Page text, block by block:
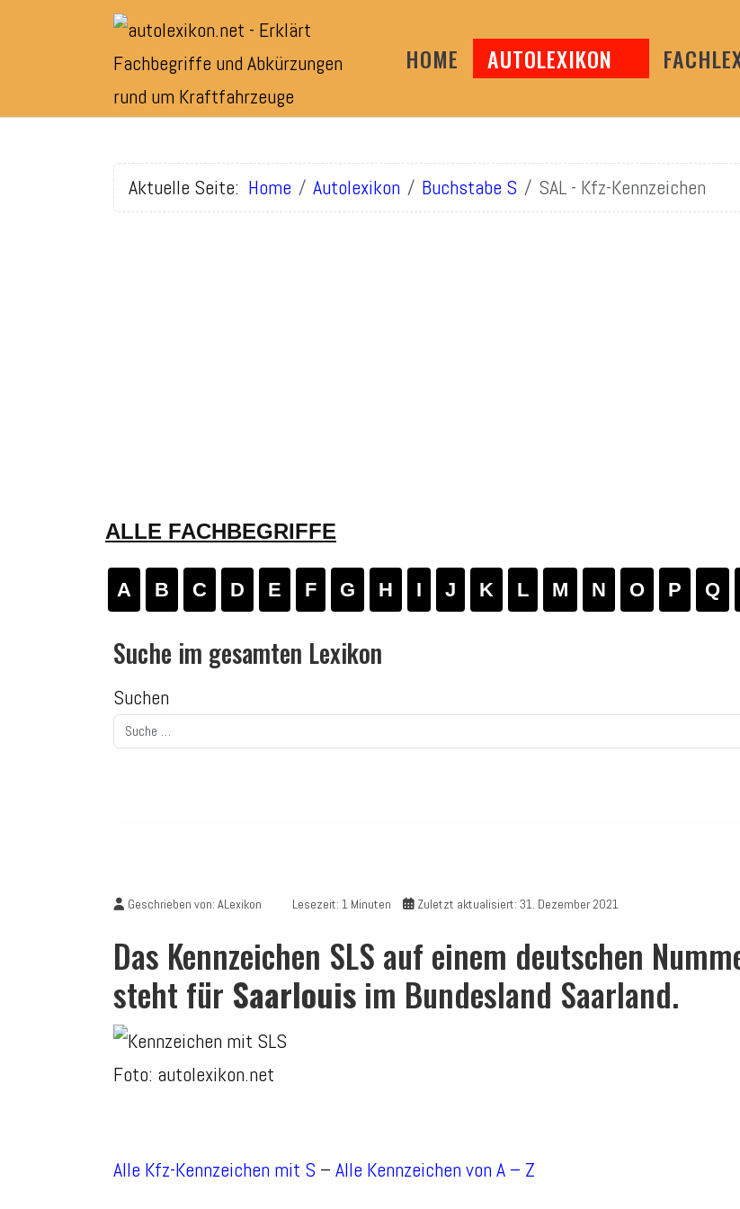
HOME AUTOLEXIKON
Aktuelle Seite: Home Autolexikon Buchstabe S SAL - Kfz-Kennzeichen
ALLE FACHBEGRIFFE
A B C D E F G H I J K L M N O P Q
Suche im gesamten Lexikon
Suchen
Geschrieben von: ALexikon Lesezeit: 1 Minuten Zuletzt aktualisiert: 31. Dezember 2021
Das Kennzeichen SLS auf einem deutschen
steht für Saarlouis im Bundesland Saarland.
Foto: autolexikon.net
Alle Kfz-Kennzeichen mit S – Alle Kennzeichen von A – Z